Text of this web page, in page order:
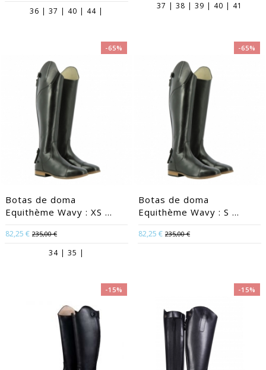
36 | 37 | 40 | 44 |
37 | 38 | 39 | 40 | 41
-65%
Botas de doma
Equithème Wavy : XS ...
82,25 € 235,00 €
34 | 35 |
-65%
Botas de doma
Equithème Wavy : S ...
82,25 € 235,00 €
-15% -15%